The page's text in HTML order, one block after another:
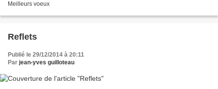
Meilleurs voeux
Reflets
Publié le 29/12/2014 à 20:11
Par jean-yves guilloteau